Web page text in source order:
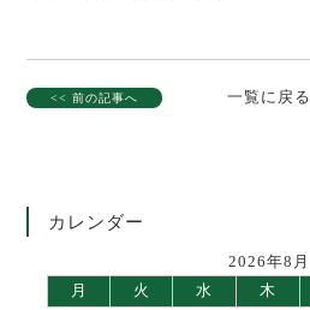
<< 前の記事へ 一覧に戻る
カレンダー
2026年8月
月
火 水 木